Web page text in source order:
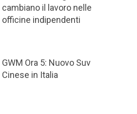
cambiano il lavoro nelle
officine indipendenti
GWM Ora 5: Nuovo Suv
Cinese in Italia